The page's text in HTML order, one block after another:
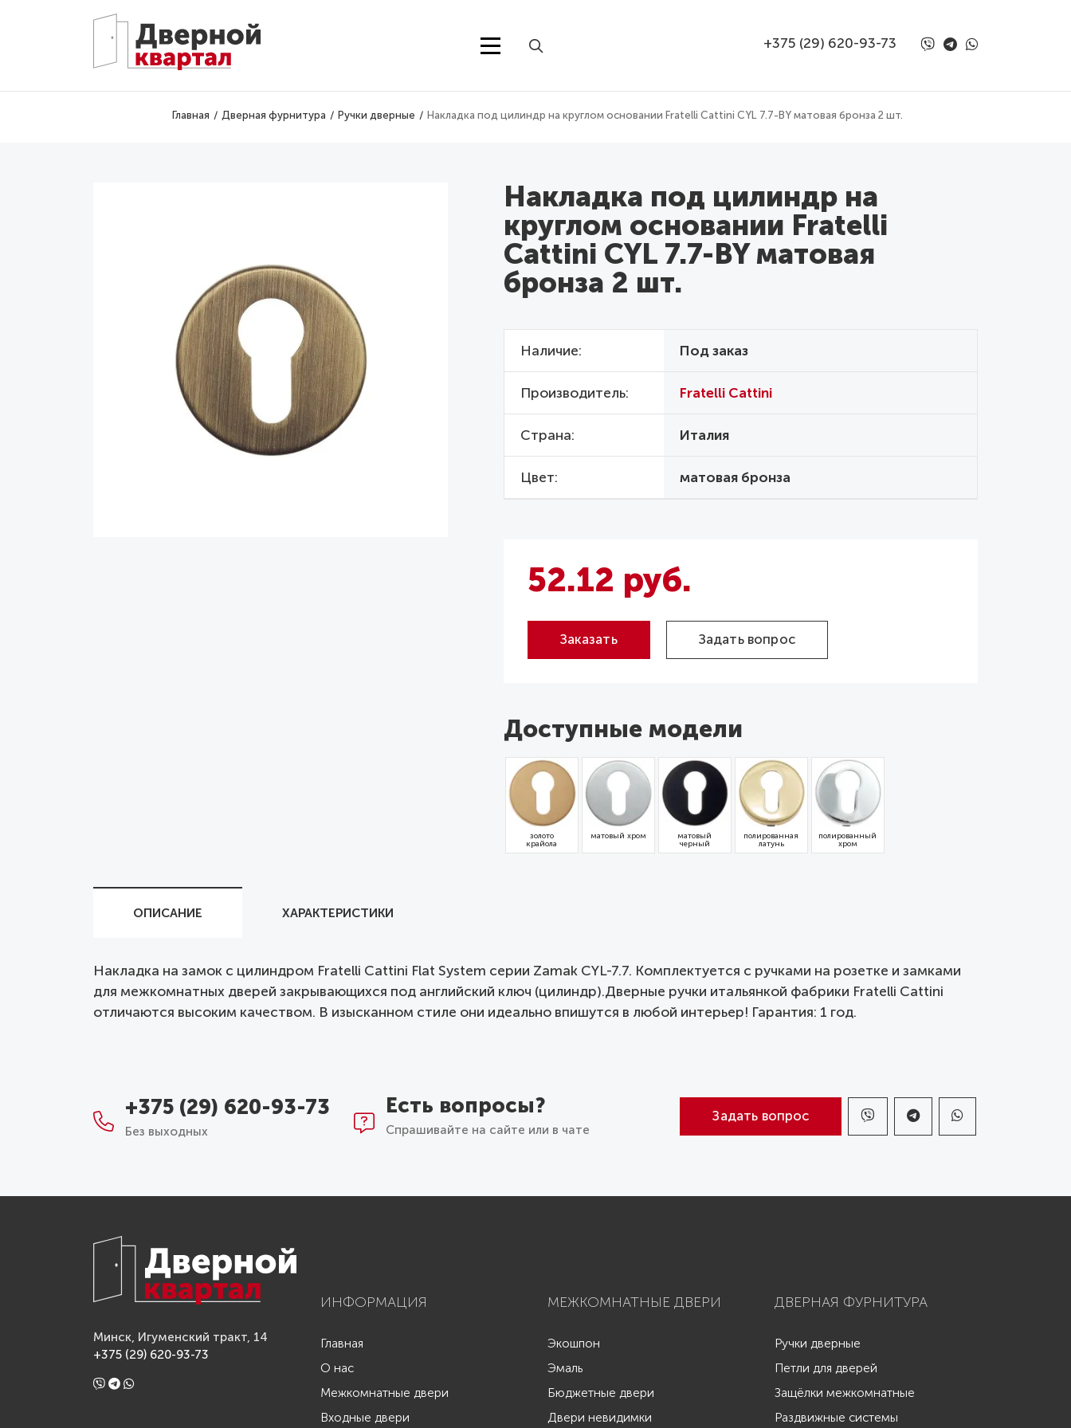
+375 (29) 620-93-73
Главная Дверная фурнитура Ручки дверные Накладка под цилиндр на круглом основании Fratelli Cattini CYL 7.7-BY матовая бронза 2 шт.
Накладка под цилиндр на
круглом основании Fratelli
Cattini CYL 7.7-BY матовая
бронза 2 шт.
Наличие Под заказ
Производитель Fratelli Cattini
Страна Италия
Цвет матовая бронза
52.12 руб.
Заказать Задать вопрос
Доступные модели
золото
крайола
матовый хром
матовый
черный
полированная
латунь
полированный
хром
ОПИСАНИЕ ХАРАКТЕРИСТИКИ
Накладка на замок с цилиндром Fratelli Cattini Flat System серии Zamak CYL-7.7. Комплектуется c ручками на розетке и замками
для межкомнатных дверей закрывающихся под английский ключ (цилиндр).Дверные ручки итальянкой фабрики Fratelli Cattini
отличаются высоким качеством. В изысканном стиле они идеально впишутся в любой интерьер! Гарантия: 1 год.
+375 (29) 620-93-73
Без выходных
Есть вопросы?
Спрашивайте на сайте или в чате
Задать вопрос
Минск, Игуменский тракт, 14
+375 (29) 620-93-73
ИНФОРМАЦИЯ
Главная
О нас
Межкомнатные двери
Входные двери
МЕЖКОМНАТНЫЕ ДВЕРИ
Экошпон
Эмаль
Бюджетные двери
Двери невидимки
ДВЕРНАЯ ФУРНИТУРА
Ручки дверные
Петли для дверей
Защёлки межкомнатные
Раздвижные системы